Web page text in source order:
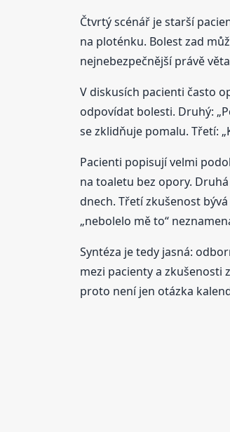
Čtvrtý scénář je starší
na ploténku. Bolest zad
nejnebezpečnější právě
V diskusích pacienti často
odpovídat bolesti. Druhý:
se zklidňuje pomalu. Třetí:
Pacienti popisují velmi
na toaletu bez opory.
dnech. Třetí zkušenost
„nebolelo mě to“
Syntéza je tedy jasná:
mezi pacienty a zkušenosti
proto není jen otázka